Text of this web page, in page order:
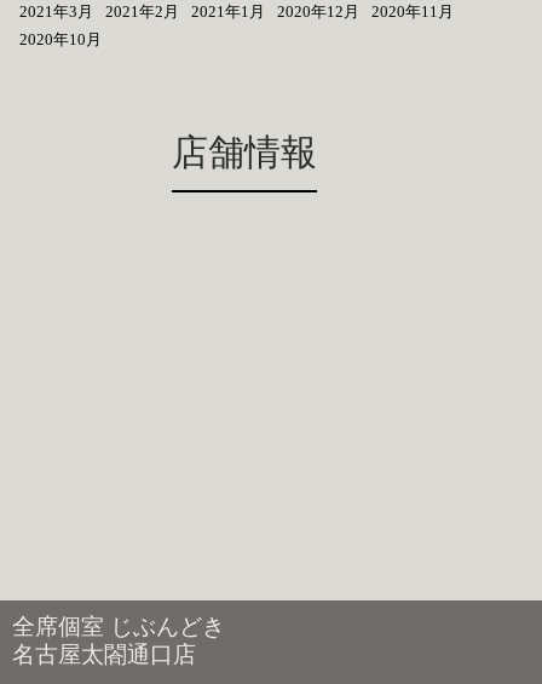
2021年3月
2021年2月 2021年1月 2020年12月
2020年11月
2020年10月
店舗情報
全席個室 じぶんどき
名古屋太閤通口店